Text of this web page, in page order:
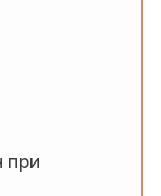
при